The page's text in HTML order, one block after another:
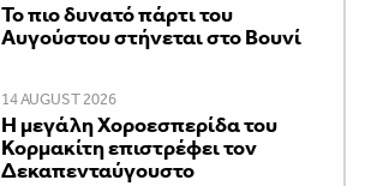
Το πιο δυνατό πάρτι του
Αυγούστου στήνεται στο Βουνί
14 AUGUST 2026
Η μεγάλη Χοροεσπερίδα του
Κορμακίτη επιστρέφει τον
Δεκαπενταύγουστο